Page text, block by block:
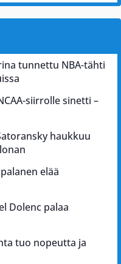
tunnettu NBA-tähti
siirrolle sinetti –
haukkuu
elää
Dolenc palaa
tuo nopeutta ja